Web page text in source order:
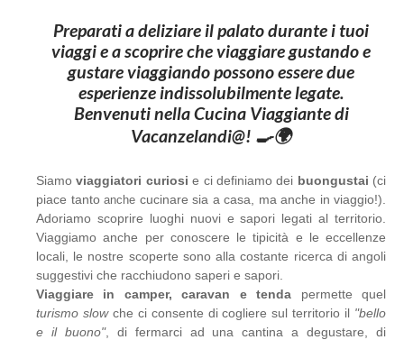
Preparati a deliziare il palato durante i tuoi
viaggi e a scoprire che viaggiare gustando e
gustare viaggiando possono essere due
esperienze indissolubilmente legate.
Benvenuti nella Cucina Viaggiante di
Vacanzelandi@! 🍳🌍
Siamo viaggiatori curiosi e ci definiamo dei buongustai (ci
piace tanto anche cucinare sia a casa, ma anche in viaggio!).
Adoriamo scoprire luoghi nuovi e sapori legati al territorio.
Viaggiamo anche per conoscere le tipicità e le eccellenze
locali, le nostre scoperte sono alla costante ricerca di angoli
suggestivi che racchiudono saperi e sapori.
Viaggiare in camper, caravan e tenda permette quel
turismo slowche ci consente di cogliere sul territorio il "bello
e il buono", di fermarci ad una cantina a degustare, di